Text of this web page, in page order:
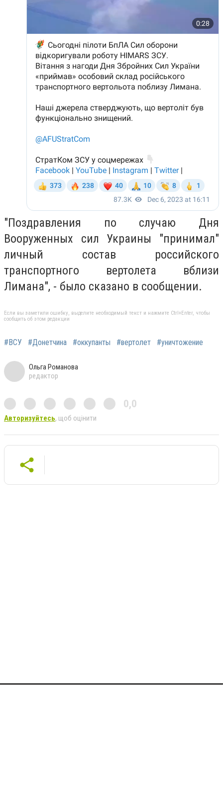
"Поздравления по случаю Дня
Вооруженных сил Украины "принимал"
личный состав российского
транспортного вертолета вблизи
Лимана", - было сказано в сообщении.
Если вы заметили ошибку, выделите необходимый текст и нажмите Ctrl+Enter, чтобы
сообщить об этом редакции
#ВСУ #Донетчина #оккупанты #вертолет #уничтожение
Ольга Романова
редактор
0,0
Авторизуйтесь, щоб оцінити